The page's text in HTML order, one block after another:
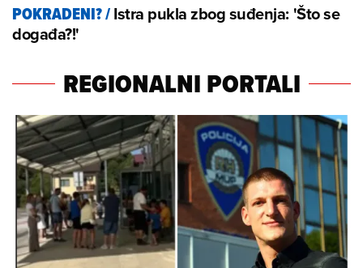
POKRADENI?/Istra pukla zbog suđenja: 'Što se
događa?!'
REGIONALNI PORTALI